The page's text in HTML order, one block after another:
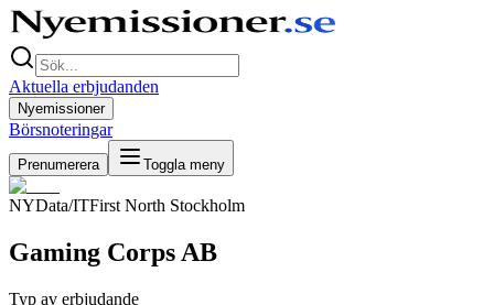
Aktuella erbjudanden
Nyemissioner
Börsnoteringar
Prenumerera Toggla meny
NYData/ITFirst North Stockholm
Gaming Corps AB
Typ av erbjudande